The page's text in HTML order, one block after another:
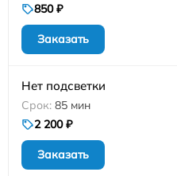
850 ₽
Заказать
Нет подсветки
85 мин
2 200 ₽
Заказать